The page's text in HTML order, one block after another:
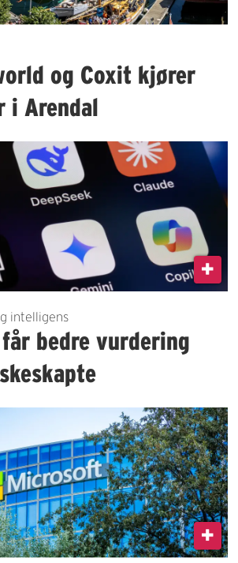
og Coxit kjører
i Arendal
intelligens
bedre vurdering